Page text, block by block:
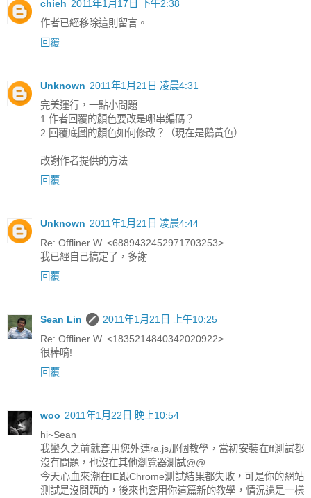
chieh 2011年1月17日 下午2:38
作者已經移除這則留言。
回覆
Unknown 2011年1月21日 凌晨4:31
完美運行，一點小問題
1.作者回覆的顏色要改是哪串編碼？
2.回覆底圖的顏色如何修改？（現在是鵝黃色）
改謝作者提供的方法
回覆
Unknown 2011年1月21日 凌晨4:44
Re: Offliner W. <6889432452971703253>
我已經自己搞定了，多謝
回覆
Sean Lin
2011年1月21日 上午10:25
Re: Offliner W. <1835214840342020922>
很棒唷!
回覆
woo 2011年1月22日 晚上10:54
hi~Sean
我蠻久之前就套用您外連ra.js那個教學，當初安裝在ff測試都
沒有問題，也沒在其他瀏覽器測試@@
今天心血來潮在IE跟Chrome測試結果都失敗，可是你的網站
測試是沒問題的，後來也套用你這篇新的教學，情況還是一樣